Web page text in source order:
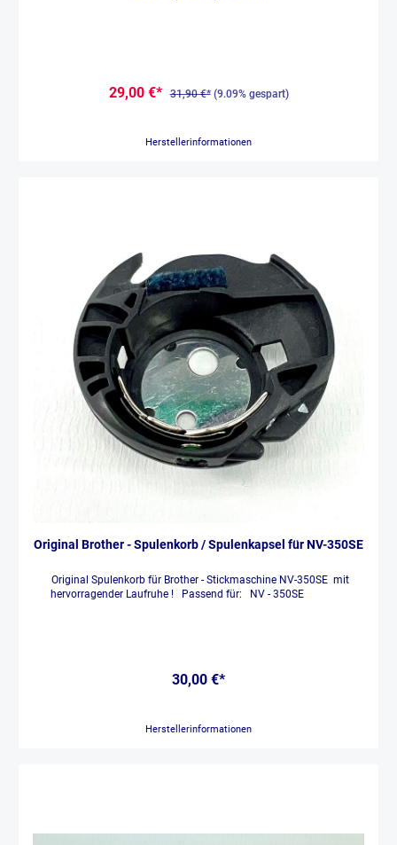
29,00 €* 31,90 €* (9.09% gespart)
Herstellerinformationen
Original Brother - Spulenkorb / Spulenkapsel für NV-350SE
Original Spulenkorb für Brother - Stickmaschine NV-350SE mit
hervorragender Laufruhe ! Passend für: NV - 350SE
30,00 €*
Herstellerinformationen